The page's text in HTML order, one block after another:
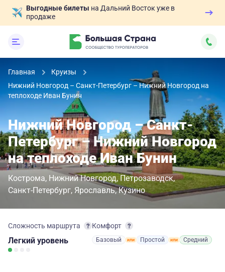
Выгодные билеты на Дальний Восток уже в
продаже
Главная
Круизы
Нижний Новгород – Санкт-Петербург – Нижний Новгород на
теплоходе Иван Бунин
Нижний Новгород – Санкт-
Петербург – Нижний Новгород
на теплоходе Иван Бунин
Кострома Нижний Новгород Петрозаводск
Санкт-Петербург Ярославль Кузино
Сложность маршрута
Легкий уровень
Комфорт
Базовый Простой Средний